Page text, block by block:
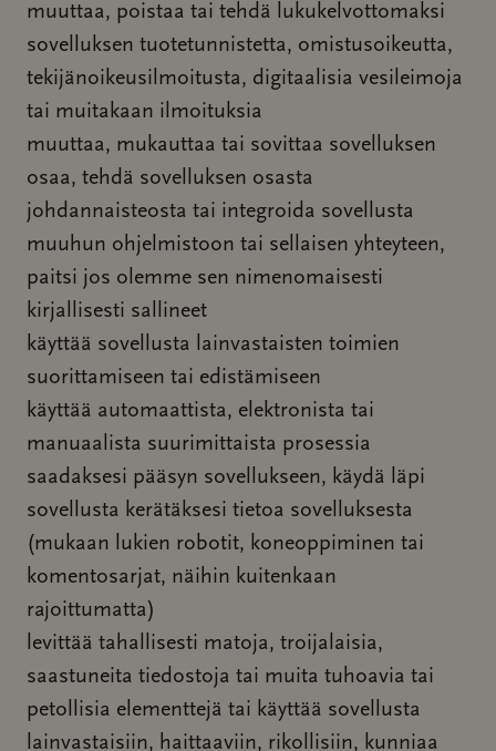
muuttaa, poistaa tai tehdä lukukelvottomaksi
sovelluksen tuotetunnistetta, omistusoikeutta,
tekijänoikeusilmoitusta, digitaalisia vesileimoja
tai muitakaan ilmoituksia
muuttaa, mukauttaa tai sovittaa sovelluksen
osaa, tehdä sovelluksen osasta
johdannaisteosta tai integroida sovellusta
muuhun ohjelmistoon tai sellaisen yhteyteen,
paitsi jos olemme sen nimenomaisesti
kirjallisesti sallineet
käyttää sovellusta lainvastaisten toimien
suorittamiseen tai edistämiseen
käyttää automaattista, elektronista tai
manuaalista suurimittaista prosessia
saadaksesi pääsyn sovellukseen, käydä läpi
sovellusta kerätäksesi tietoa sovelluksesta
(mukaan lukien robotit, koneoppiminen tai
komentosarjat, näihin kuitenkaan
rajoittumatta)
levittää tahallisesti matoja, troijalaisia,
saastuneita tiedostoja tai muita tuhoavia tai
petollisia elementtejä tai käyttää sovellusta
lainvastaisiin, haittaaviin, rikollisiin, kunniaa